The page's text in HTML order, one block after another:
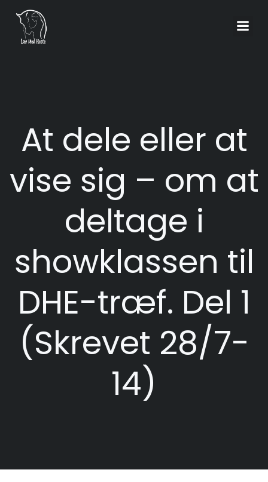
At dele eller at
vise sig – om at
deltage i
showklassen til
DHE-træf. Del 1
(Skrevet 28/7-
14)